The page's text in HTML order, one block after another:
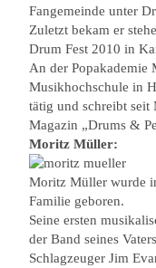
Fangemeinde unter
Zuletzt bekam er
Drum Fest 2010 in
An der Popakademie
Musikhochschule in
tätig und schreibt seit
Magazin „Drums &
Moritz Müller:
Moritz Müller wurde
Familie geboren.
Seine ersten
der Band seines
Schlagzeuger Jim